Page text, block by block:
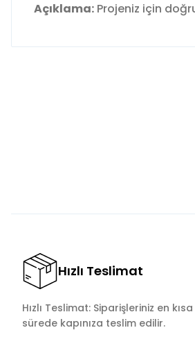
Açıklama: Projeniz için
Hızlı Teslimat
Hızlı Teslimat: Siparişleriniz en kısa
sürede kapınıza teslim edilir.